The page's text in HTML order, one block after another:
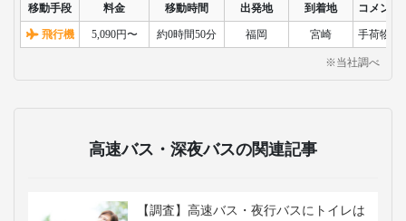
移動手段 料金 移動時間 出発地 到着地 コメント
飛行機 5,090円〜 約0時間50分 福岡 宮崎 手荷物検
※当社調べ
高速バス・深夜バスの関連記事
【調査】高速バス・夜行バスにトイレは